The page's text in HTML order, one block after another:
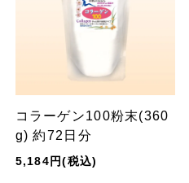
コラーゲン100粉末(360
g) 約72日分
5,184円(税込)